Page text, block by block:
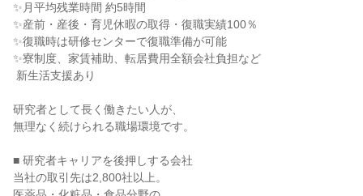
✨月平均残業時間 約5時間
✨産前・産後・育児休暇の取得・復職実績100％
✨復職時は研修センターで復職準備が可能
✨寮制度、家賃補助、転居費用全額会社負担など
研究者として長く働きたい人が、
無理なく続けられる職場環境です。
■ 研究者キャリアを後押しする会社
当社の取引先は2,800社以上。